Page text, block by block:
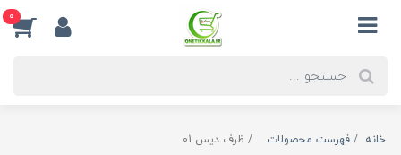
0
خانه فهرست محصولات ظرف دیس 01